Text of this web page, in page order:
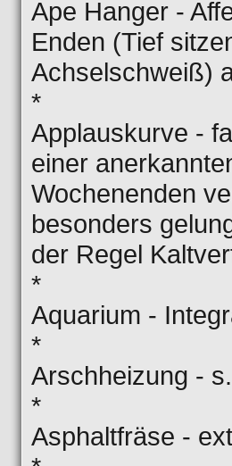
Ape Hanger -
Enden (Tief
Achselschweiß)
*
Applauskurve -
einer
Wochenenden
besonders
der Regel
*
Aquarium -
*
Arschheizung -
*
Asphaltfräse -